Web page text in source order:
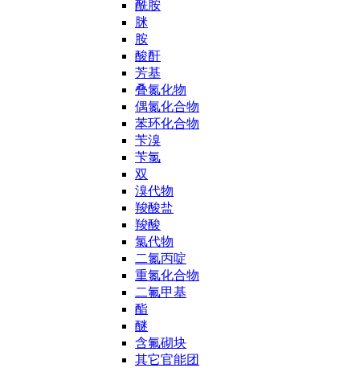
酰胺
脒
胺
酸酐
芳基
叠氮化物
偶氮化合物
苯环化合物
苄溴
苄氯
双
溴代物
羧酸盐
羧酸
氯代物
二氮丙啶
重氮化合物
二氟甲基
酯
醚
含氟砌块
其它官能团